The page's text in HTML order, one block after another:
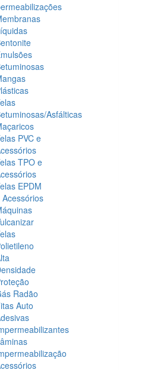
Asfálticas
PVC e
TPO e
EPDM
Acessórios
Radão
Auto